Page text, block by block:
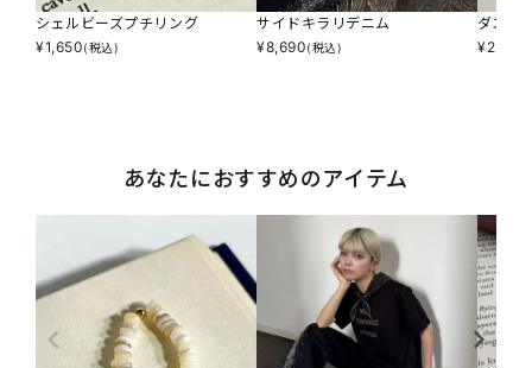
シェルビーズプチリング
¥1,650(税込)
サイドキラリデニム
¥8,690(税込)
ダエン
¥2,090
あなたにおすすめのアイテム